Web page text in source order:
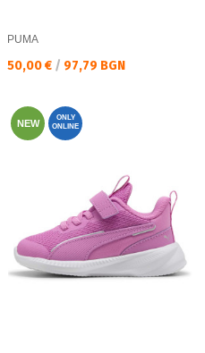
PUMA
Текуща цена:
50,00 € / 97,79 BGN
NEW
ONLY
ONLINE